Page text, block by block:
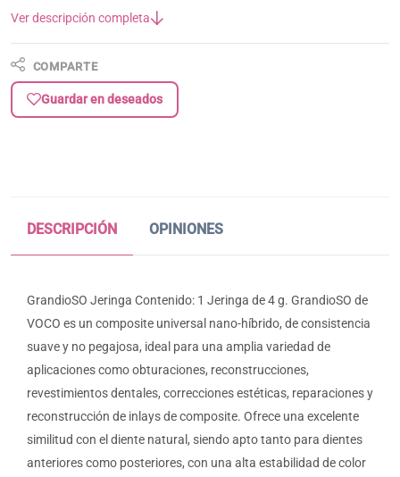
Ver descripción completa
COMPARTE
Guardar en deseados
DESCRIPCIÓN OPINIONES
GrandioSO Jeringa Contenido: 1 Jeringa de 4 g. GrandioSO de
VOCO es un composite universal nano-híbrido, de consistencia
suave y no pegajosa, ideal para una amplia variedad de
aplicaciones como obturaciones, reconstrucciones,
revestimientos dentales, correcciones estéticas, reparaciones y
reconstrucción de inlays de composite. Ofrece una excelente
similitud con el diente natural, siendo apto tanto para dientes
anteriores como posteriores, con una alta estabilidad de color